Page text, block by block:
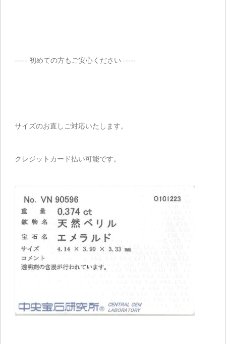
----- 初めての方もご安心ください -----
サイズのお直しご対応いたします。
クレジットカード払い可能です。